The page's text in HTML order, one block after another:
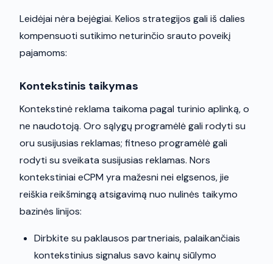
Leidėjai nėra bejėgiai. Kelios strategijos gali iš dalies
kompensuoti sutikimo neturinčio srauto poveikį
pajamoms:
Kontekstinis taikymas
Kontekstinė reklama taikoma pagal turinio aplinką, o
ne naudotoją. Oro sąlygų programėlė gali rodyti su
oru susijusias reklamas; fitneso programėlė gali
rodyti su sveikata susijusias reklamas. Nors
kontekstiniai eCPM yra mažesni nei elgsenos, jie
reiškia reikšmingą atsigavimą nuo nulinės taikymo
bazinės linijos:
Dirbkite su paklausos partneriais, palaikančiais
kontekstinius signalus savo kainų siūlymo